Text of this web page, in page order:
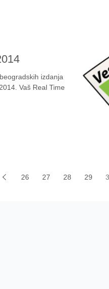
izdanja
Vaš Real Time
26 27 28 29